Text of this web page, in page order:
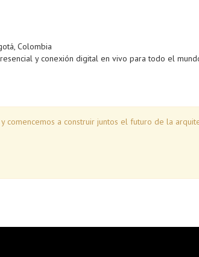
Colombia
y conexión digital en vivo para todo el
comencemos a construir juntos el futuro de la